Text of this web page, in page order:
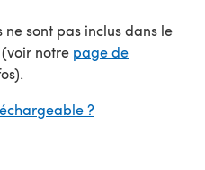
sont pas inclus dans le
notre page de
nouvel onglet)
?